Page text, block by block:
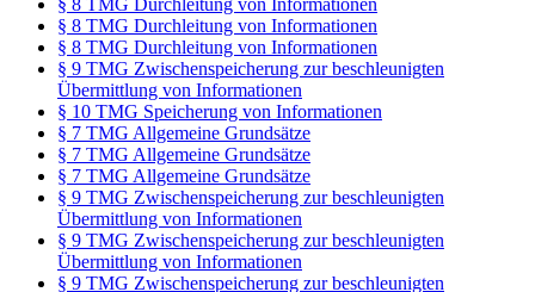
§ 8 TMG Durchleitung von Informationen
§ 8 TMG Durchleitung von Informationen
§ 9 TMG Zwischenspeicherung zur beschleunigten
Übermittlung von Informationen
§ 10 TMG Speicherung von Informationen
§ 7 TMG Allgemeine Grundsätze
§ 7 TMG Allgemeine Grundsätze
§ 7 TMG Allgemeine Grundsätze
§ 9 TMG Zwischenspeicherung zur beschleunigten
Übermittlung von Informationen
§ 9 TMG Zwischenspeicherung zur beschleunigten
Übermittlung von Informationen
§ 9 TMG Zwischenspeicherung zur beschleunigten